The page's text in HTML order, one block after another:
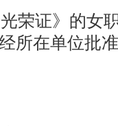
荣证》的女
所在单位批